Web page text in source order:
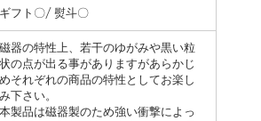
ギフト〇/ 熨斗〇
磁器の特性上、若干のゆがみや黒い粒
状の点が出る事がありますがあらかじ
めそれぞれの商品の特性としてお楽し
み下さい。
本製品は磁器製のため強い衝撃によっ